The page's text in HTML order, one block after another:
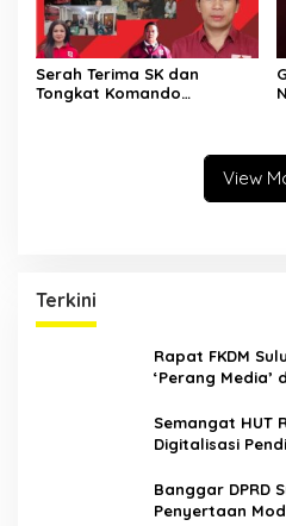
Serah Terima SK dan
Tongkat Komando
Komitmen Perjuangan Bela
View
Terkini
Rapat FKDM
‘Perang Media’
Semangat HUT
Digitalisasi
Banggar DPRD
Penyertaan